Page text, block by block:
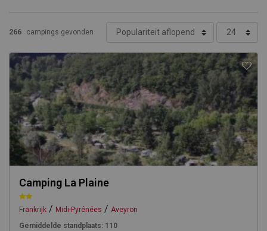
266 campings gevonden
Camping La Plaine
Frankrijk / Midi-Pyrénées / Aveyron
Gemiddelde standplaats: 110